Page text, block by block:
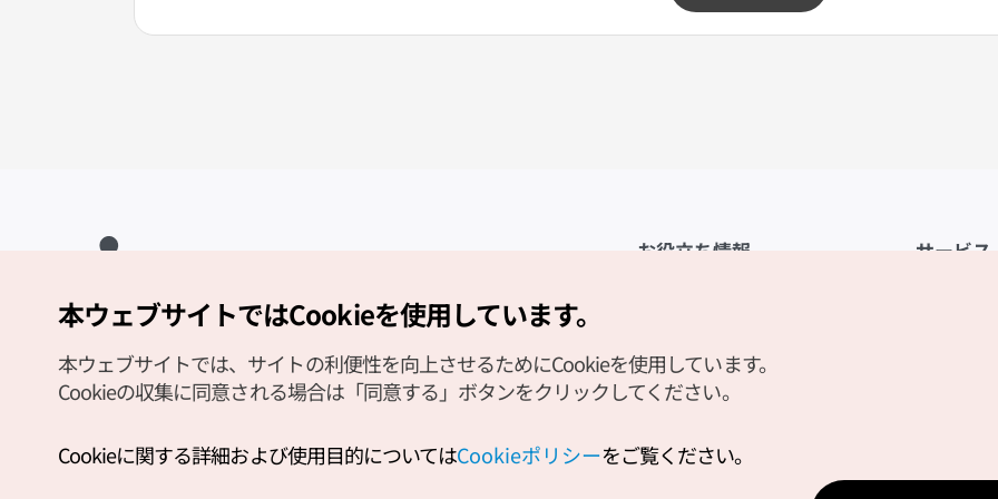
お役立ち情報
観光資料ダウンロード
デジタルブック／電子書籍
Odii
サービス
位置情報
Copyright (c) Korea Tourism Organization All Rights Reserved.
サイトエラー報告
公式メール
本ウェブサイトではCookieを使用しています。
本ウェブサイトでは、サイトの利便性を向上させるためにCookieを使用しています。
Cookieの収集に同意される場合は「同意する」ボタンをクリックしてください。
Cookieに関する詳細および使用目的についてはCookieポリシーをご覧ください。